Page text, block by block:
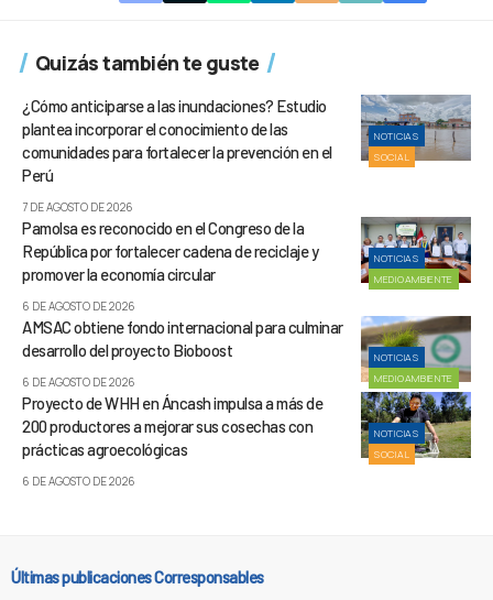
Quizás también te guste
NOTICIAS
SOCIAL
¿Cómo anticiparse a las inundaciones? Estudio
plantea incorporar el conocimiento de las
comunidades para fortalecer la prevención en el
Perú
7 DE AGOSTO DE 2026
NOTICIAS
MEDIOAMBIENTE
Pamolsa es reconocido en el Congreso de la
República por fortalecer cadena de reciclaje y
promover la economía circular
6 DE AGOSTO DE 2026
NOTICIAS
MEDIOAMBIENTE
AMSAC obtiene fondo internacional para culminar
desarrollo del proyecto Bioboost
6 DE AGOSTO DE 2026
NOTICIAS
SOCIAL
Proyecto de WHH en Áncash impulsa a más de
200 productores a mejorar sus cosechas con
prácticas agroecológicas
6 DE AGOSTO DE 2026
Últimas publicaciones Corresponsables